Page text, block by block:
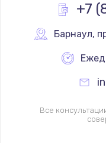
+7
Барнаул,
Все